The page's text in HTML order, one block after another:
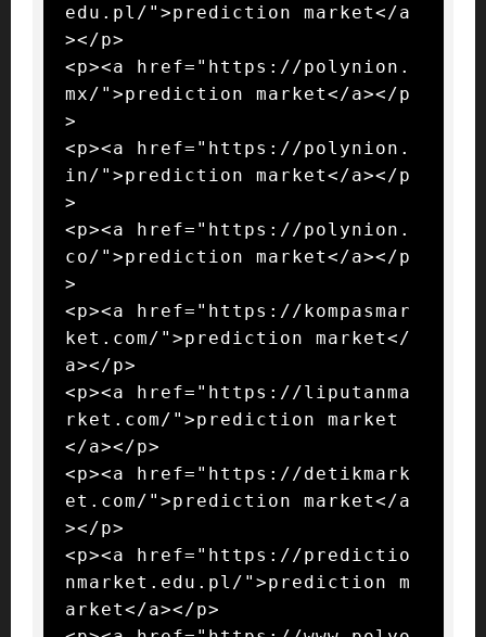
edu.pl/">prediction market</a
></p>
<p><a href="https://polynion.
mx/">prediction market</a></p
>
<p><a href="https://polynion.
in/">prediction market</a></p
>
<p><a href="https://polynion.
co/">prediction market</a></p
>
<p><a href="https://kompasmar
ket.com/">prediction market</
a></p>
<p><a href="https://liputanma
rket.com/">prediction market
</a></p>
<p><a href="https://detikmark
et.com/">prediction market</a
></p>
<p><a href="https://predictio
nmarket.edu.pl/">prediction m
arket</a></p>